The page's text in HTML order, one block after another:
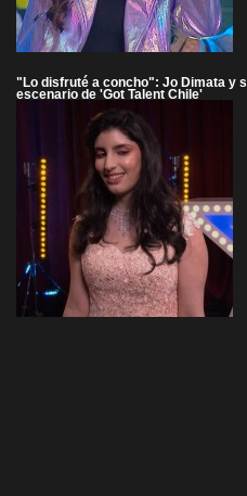
"Lo disfruté a concho": Jo Dimata y
escenario de 'Got Talent Chile'